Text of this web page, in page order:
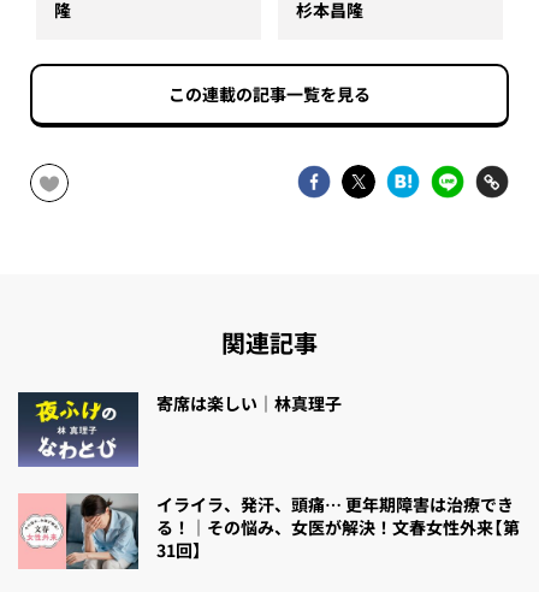
隆 杉本昌隆
この連載の記事一覧を見る
関連記事
寄席は楽しい｜林真理子
イライラ、発汗、頭痛… 更年期障害は治療でき
る！｜その悩み、女医が解決！文春女性外来【第
31回】